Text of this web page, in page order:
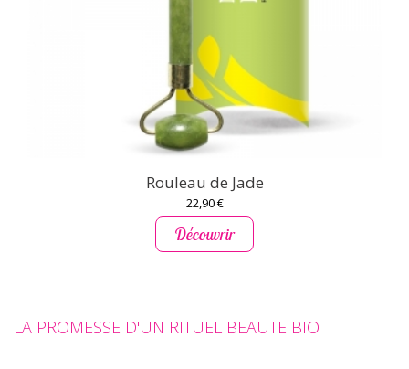
Rouleau de Jade
22,90 €
Découvrir
LA PROMESSE D'UN RITUEL BEAUTE BIO